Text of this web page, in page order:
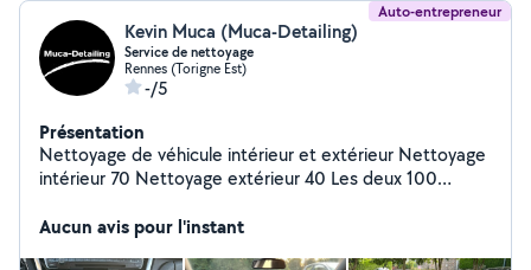
Auto-entrepreneur
Kevin Muca (Muca-Detailing)
Service de nettoyage
Rennes (Torigne Est)
-/5
Présentation
Nettoyage de véhicule intérieur et extérieur Nettoyage
intérieur 70 Nettoyage extérieur 40 Les deux 100
plus d'informations Instagram : muca_detailing Facebook
Aucun avis pour l'instant